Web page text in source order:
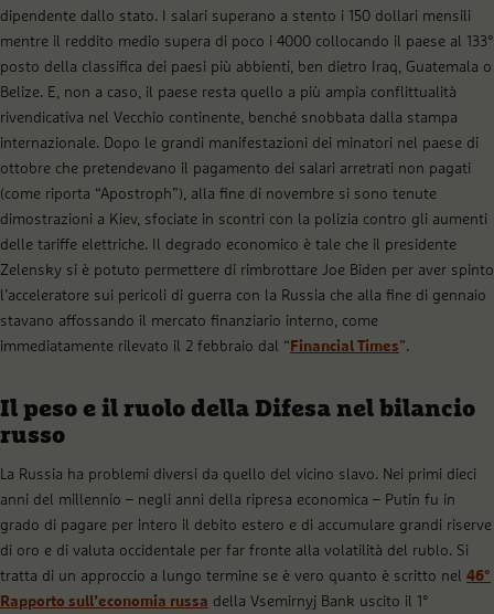
dipendente dallo stato. I salari superano a stento i 150 dollari mensili
mentre il reddito medio supera di poco i 4000 collocando il paese al 133°
posto della classifica dei paesi più abbienti, ben dietro Iraq, Guatemala o
Belize. E, non a caso, il paese resta quello a più ampia conflittualità
rivendicativa nel Vecchio continente, benché snobbata dalla stampa
internazionale. Dopo le grandi manifestazioni dei minatori nel paese di
ottobre che pretendevano il pagamento dei salari arretrati non pagati
(come riporta “Apostroph”), alla fine di novembre si sono tenute
dimostrazioni a Kiev, sfociate in scontri con la polizia contro gli aumenti
delle tariffe elettriche. Il degrado economico è tale che il presidente
Zelensky si è potuto permettere di rimbrottare Joe Biden per aver spinto
l’acceleratore sui pericoli di guerra con la Russia che alla fine di gennaio
stavano affossando il mercato finanziario interno, come
immediatamente rilevato il 2 febbraio dal “ Financial Times”.
Il peso e il ruolo della Difesa nel bilancio
russo
La Russia ha problemi diversi da quello del vicino slavo. Nei primi dieci
anni del millennio – negli anni della ripresa economica – Putin fu in
grado di pagare per intero il debito estero e di accumulare grandi riserve
di oro e di valuta occidentale per far fronte alla volatilità del rublo. Si
tratta di un approccio a lungo termine se è vero quanto è scritto nel 46°
Rapporto sull’economia russa della Vsemirnyj Bank uscito il 1°